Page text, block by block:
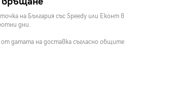
на България със Speedy или Еконт в
дни.
датата на доставка съгласно общите